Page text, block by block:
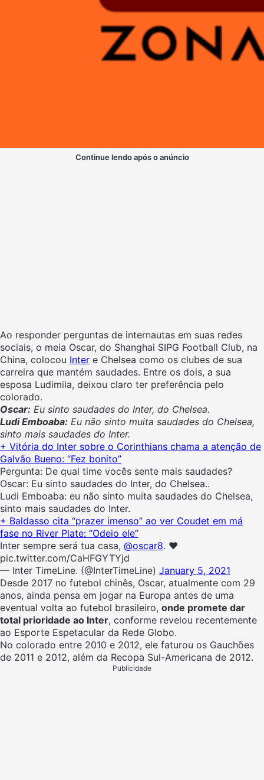
Continue lendo após o anúncio
Ao responder perguntas de internautas em suas redes
sociais, o meia Oscar, do Shanghai SIPG Football Club, na
China, colocou Inter e Chelsea como os clubes de sua
carreira que mantém saudades. Entre os dois, a sua
esposa Ludimila, deixou claro ter preferência pelo
colorado.
Oscar: Eu sinto saudades do Inter, do Chelsea.
Ludi Emboaba: Eu não sinto muita saudades do Chelsea,
sinto mais saudades do Inter.
+ Vitória do Inter sobre o Corinthians chama a atenção de
Galvão Bueno: “Fez bonito”
Pergunta: De qual time vocês sente mais saudades?
Oscar: Eu sinto saudades do Inter, do Chelsea..
Ludi Emboaba: eu não sinto muita saudades do Chelsea,
sinto mais saudades do Inter.
+ Baldasso cita “prazer imenso” ao ver Coudet em má
fase no River Plate: “Odeio ele”
Inter sempre será tua casa, @oscar8. ❤️
pic.twitter.com/CaHFGYTYjd
— Inter TimeLine. (@InterTimeLine) January 5, 2021
Desde 2017 no futebol chinês, Oscar, atualmente com 29
anos, ainda pensa em jogar na Europa antes de uma
eventual volta ao futebol brasileiro, onde promete dar
total prioridade ao Inter, conforme revelou recentemente
ao Esporte Espetacular da Rede Globo.
No colorado entre 2010 e 2012, ele faturou os Gauchões
de 2011 e 2012, além da Recopa Sul-Americana de 2012.
Publicidade